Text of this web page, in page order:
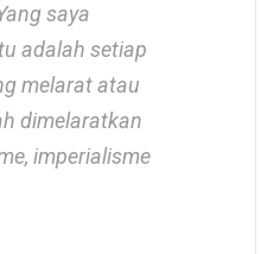
saya
adalah setiap
melarat atau
dimelaratkan
imperialisme